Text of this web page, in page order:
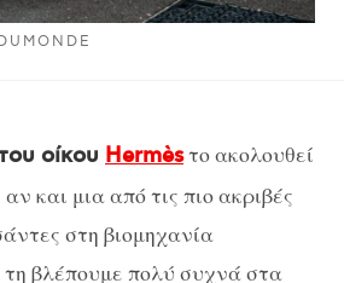
οίκου Hermèsτο ακολουθεί
και μια από τις πιο ακριβές
στη βιομηχανία
βλέπουμε πολύ συχνά στα